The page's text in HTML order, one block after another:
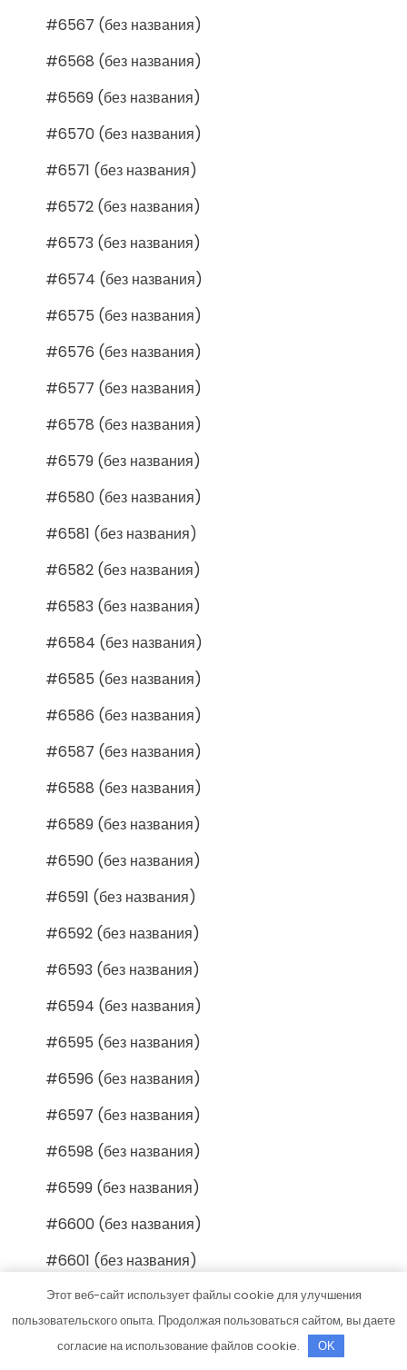
#6567 (без названия)
#6568 (без названия)
#6569 (без названия)
#6570 (без названия)
#6571 (без названия)
#6572 (без названия)
#6573 (без названия)
#6574 (без названия)
#6575 (без названия)
#6576 (без названия)
#6577 (без названия)
#6578 (без названия)
#6579 (без названия)
#6580 (без названия)
#6581 (без названия)
#6582 (без названия)
#6583 (без названия)
#6584 (без названия)
#6585 (без названия)
#6586 (без названия)
#6587 (без названия)
#6588 (без названия)
#6589 (без названия)
#6590 (без названия)
#6591 (без названия)
#6592 (без названия)
#6593 (без названия)
#6594 (без названия)
#6595 (без названия)
#6596 (без названия)
#6597 (без названия)
#6598 (без названия)
#6599 (без названия)
#6600 (без названия)
#6601 (без названия)
#6602 (без названия)
#6603 (без названия)
Этот веб-сайт использует файлы cookie для улучшения
пользовательского опыта. Продолжая пользоваться сайтом, вы даете
согласие на использование файлов cookie.
OK